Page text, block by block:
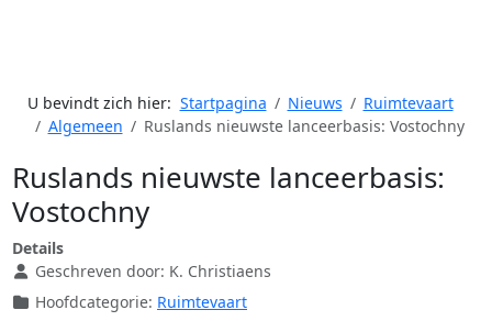
U bevindt zich hier: Startpagina Nieuws
Ruimtevaart
Algemeen
Ruslands nieuwste lanceerbasis: Vostochny
Ruslands nieuwste lanceerbasis:
Vostochny
Details
Geschreven door: K. Christiaens
Hoofdcategorie: Ruimtevaart